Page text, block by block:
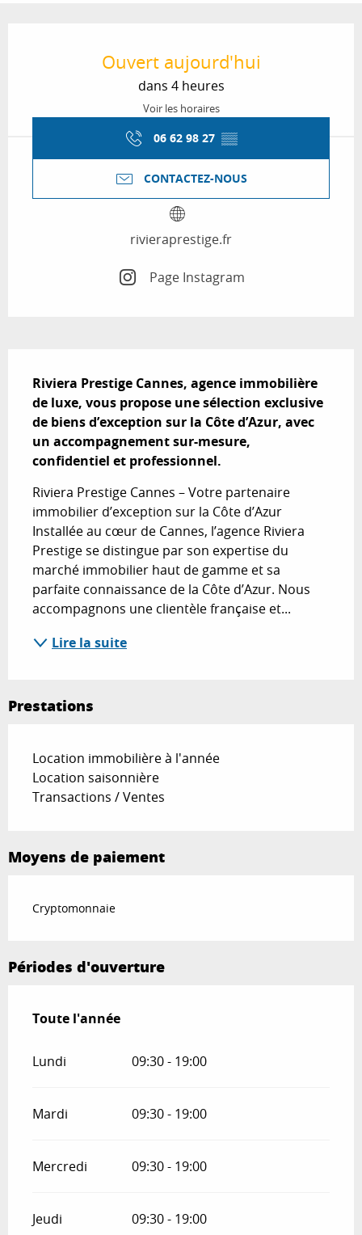
Ouvert aujourd'hui
dans 4 heures
Voir les horaires
06 62 98 27 ▒▒
CONTACTEZ-NOUS
rivieraprestige.fr
Page Instagram
Riviera Prestige Cannes, agence immobilière
de luxe, vous propose une sélection exclusive
de biens d’exception sur la Côte d’Azur, avec
un accompagnement sur-mesure,
confidentiel et professionnel.
Riviera Prestige Cannes – Votre partenaire
immobilier d’exception sur la Côte d’Azur
Installée au cœur de Cannes, l’agence Riviera
Prestige se distingue par son expertise du
marché immobilier haut de gamme et sa
parfaite connaissance de la Côte d’Azur. Nous
accompagnons une clientèle française et...
Lire la suite
Prestations
Location immobilière à l'année
Location saisonnière
Transactions / Ventes
Moyens de paiement
Cryptomonnaie
Périodes d'ouverture
Toute l'année
Toute l'année
Lundi 09:30 - 19:00
Mardi 09:30 - 19:00
Mercredi 09:30 - 19:00
Jeudi 09:30 - 19:00